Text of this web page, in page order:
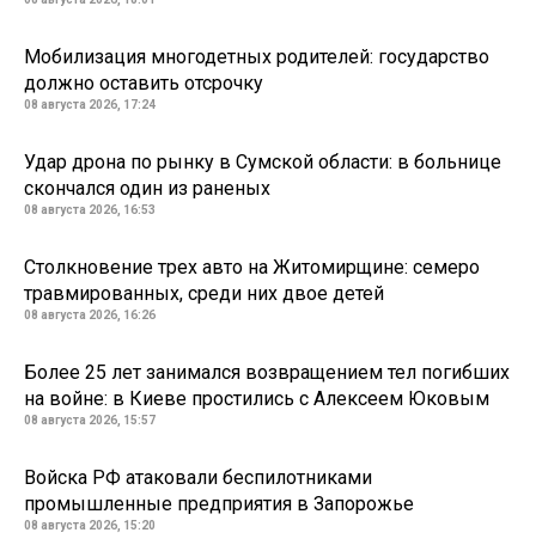
Мобилизация многодетных родителей: государство
должно оставить отсрочку
08 августа 2026, 17:24
Удар дрона по рынку в Сумской области: в больнице
скончался один из раненых
08 августа 2026, 16:53
Столкновение трех авто на Житомирщине: семеро
травмированных, среди них двое детей
08 августа 2026, 16:26
Более 25 лет занимался возвращением тел погибших
на войне: в Киеве простились с Алексеем Юковым
08 августа 2026, 15:57
Войска РФ атаковали беспилотниками
промышленные предприятия в Запорожье
08 августа 2026, 15:20